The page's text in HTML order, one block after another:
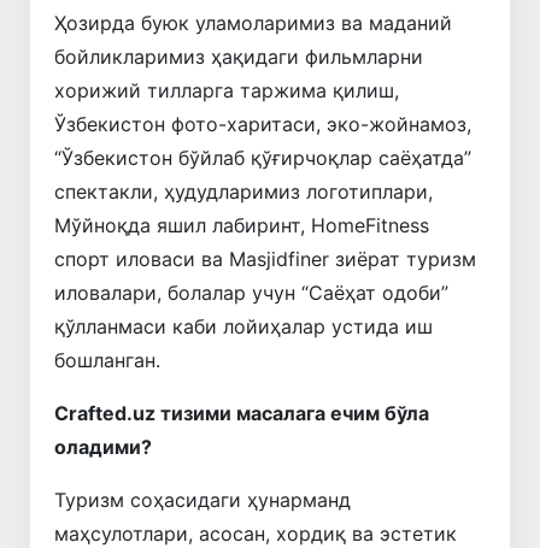
Ҳозирда буюк уламоларимиз ва маданий
бойликларимиз ҳақидаги фильмларни
хорижий тилларга таржима қилиш,
Ўзбекистон фото-харитаси, эко-жойнамоз,
“Ўзбекистон бўйлаб қўғирчоқлар саёҳатда”
спектакли, ҳудудларимиз логотиплари,
Мўйноқда яшил лабиринт, HomeFitness
спорт иловаси ва Masjidfiner зиёрат туризм
иловалари, болалар учун “Саёҳат одоби”
қўлланмаси каби лойиҳалар устида иш
бошланган.
Сrafted.uz тизими масалага ечим бўла
оладими?
Туризм соҳасидаги ҳунарманд
маҳсулотлари, асосан, хордиқ ва эстетик